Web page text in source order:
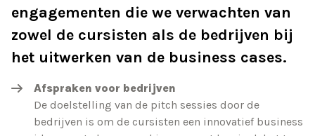
engagementen die we verwachten van
zowel de cursisten als de bedrijven bij
het uitwerken van de business cases.
Afspraken voor bedrijven
De doelstelling van de pitch sessies door de
bedrijven is om de cursisten een innovatief business